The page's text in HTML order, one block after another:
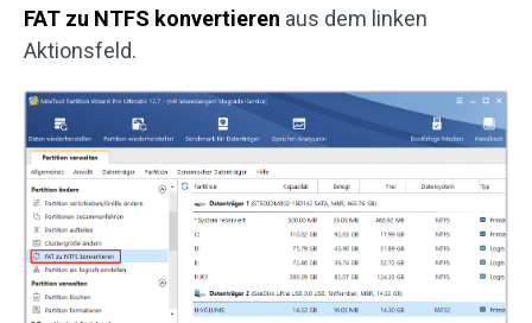
FAT zu NTFS konvertieren aus dem linken
Aktionsfeld.